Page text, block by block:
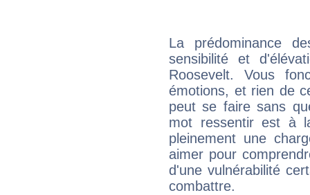
La prédominance
sensibilité et
Roosevelt. Vous
émotions, et rien de
peut se faire sans
mot ressentir est à
pleinement une
aimer pour
d'une vulnérabilité
combattre.